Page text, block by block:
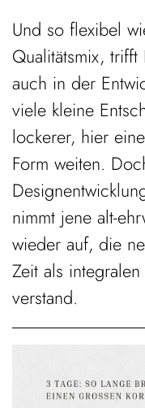
Und so flexibel
Qualitätsmix,
auch in der
viele kleine
lockerer, hier
Form weiten.
nimmt jene alt-
wieder auf, die
Zeit als
verstand.